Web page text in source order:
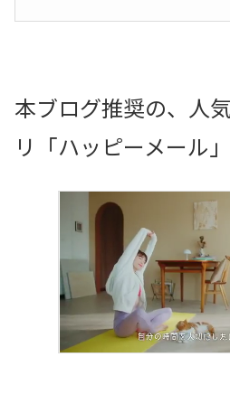
本ブログ推奨の、人
リ「ハッピーメール」